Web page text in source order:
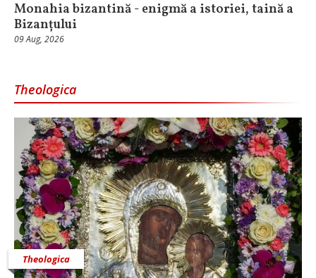
Monahia bizantină - enigmă a istoriei, taină a
Bizanțului
09 Aug, 2026
Theologica
Theologica